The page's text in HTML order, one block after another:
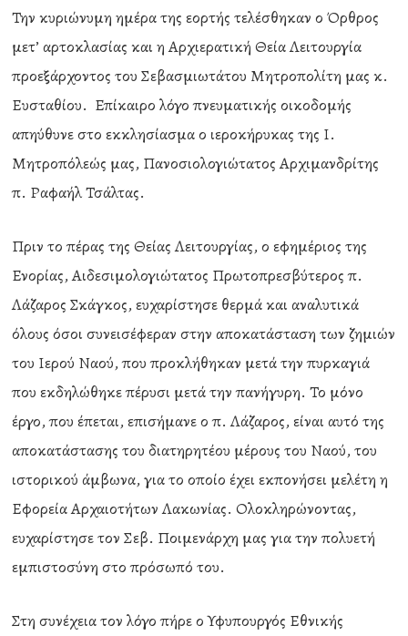
Την κυριώνυμη ημέρα της εορτής τελέσθηκαν ο Όρθρος
μετ’ αρτοκλασίας και η Αρχιερατική Θεία Λειτουργία
προεξάρχοντος του Σεβασμιωτάτου Μητροπολίτη μας κ.
Ευσταθίου. Επίκαιρο λόγο πνευματικής οικοδομής
απηύθυνε στο εκκλησίασμα ο ιεροκήρυκας της Ι.
Μητροπόλεώς μας, Πανοσιολογιώτατος Αρχιμανδρίτης
π. Ραφαήλ Τσάλτας.
Πριν το πέρας της Θείας Λειτουργίας, ο εφημέριος της
Ενορίας, Αιδεσιμολογιώτατος Πρωτοπρεσβύτερος π.
Λάζαρος Σκάγκος, ευχαρίστησε θερμά και αναλυτικά
όλους όσοι συνεισέφεραν στην αποκατάσταση των ζημιών
του Ιερού Ναού, που προκλήθηκαν μετά την πυρκαγιά
που εκδηλώθηκε πέρυσι μετά την πανήγυρη. Το μόνο
έργο, που έπεται, επισήμανε ο π. Λάζαρος, είναι αυτό της
αποκατάστασης του διατηρητέου μέρους του Ναού, του
ιστορικού άμβωνα, για το οποίο έχει εκπονήσει μελέτη η
Εφορεία Αρχαιοτήτων Λακωνίας. Ολοκληρώνοντας,
ευχαρίστησε τον Σεβ. Ποιμενάρχη μας για την πολυετή
εμπιστοσύνη στο πρόσωπό του.
Στη συνέχεια τον λόγο πήρε ο Υφυπουργός Εθνικής